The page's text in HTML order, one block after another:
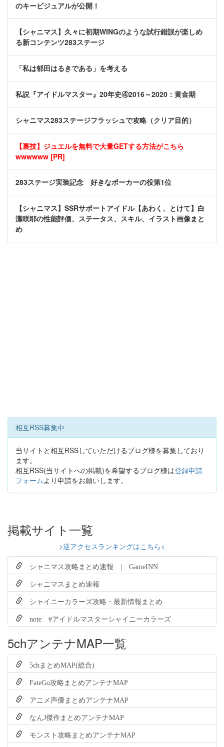
のキービジュアルが公開！
【シャニマス】久々に初期WINGのような試行錯誤が楽しめ
る新コンテンツ283ステージ
「私は郁田はるきである」を考える
私説『アイドルマスター』20年史④2016～2020：黄金期
シャニマス283ステージフラッシュで攻略（クリア目的）
【裏技】ジュエルを無料で大量GETする方法がこちら
wwwwww [PR]
283ステージ実装記念 好きなポーカーの役第1位
【シャニマス】SSRサポートアイドル【あわく、とけて】白
瀬咲耶の性能評価、ステータス、スキル、イラスト画像まと
め
相互RSS募集中
当サイトと相互RSSしていただけるブログ様を募集しており
ます。
相互RSS(当サイトへの掲載)を希望するブログ様は登録申請
フォームより申請をお願いします。
掲載サイト一覧
>逆アクセスランキングはこちら<
シャニマス攻略まとめ速報 | GameINN
シャニマスまとめ速報
シャイニーカラーズ攻略・最新情報まとめ
note #アイドルマスターシャイニーカラーズ
5chアンテナMAP一覧
5chまとめMAP(総合)
FateGo攻略まとめアンテナMAP
アニメ声優まとめアンテナMAP
なんJ傑作まとめアンテナMAP
モンスト攻略まとめアンテナMAP